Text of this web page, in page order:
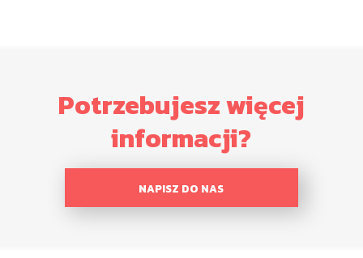
Potrzebujesz więcej
informacji?
NAPISZ DO NAS